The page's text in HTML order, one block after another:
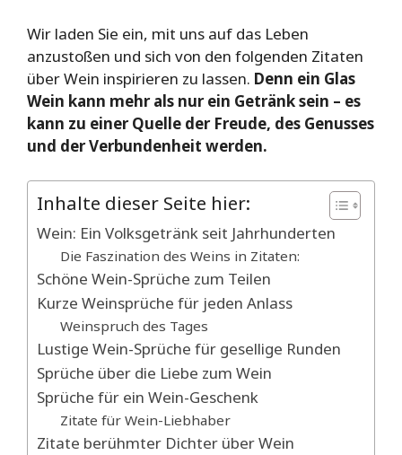
Wir laden Sie ein, mit uns auf das Leben
anzustoßen und sich von den folgenden Zitaten
über Wein inspirieren zu lassen. Denn ein Glas
Wein kann mehr als nur ein Getränk sein – es
kann zu einer Quelle der Freude, des Genusses
und der Verbundenheit werden.
Inhalte dieser Seite hier:
Wein: Ein Volksgetränk seit Jahrhunderten
Die Faszination des Weins in Zitaten:
Schöne Wein-Sprüche zum Teilen
Kurze Weinsprüche für jeden Anlass
Weinspruch des Tages
Lustige Wein-Sprüche für gesellige Runden
Sprüche über die Liebe zum Wein
Sprüche für ein Wein-Geschenk
Zitate für Wein-Liebhaber
Zitate berühmter Dichter über Wein